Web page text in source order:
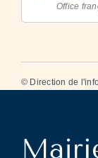
Office
© Direction de